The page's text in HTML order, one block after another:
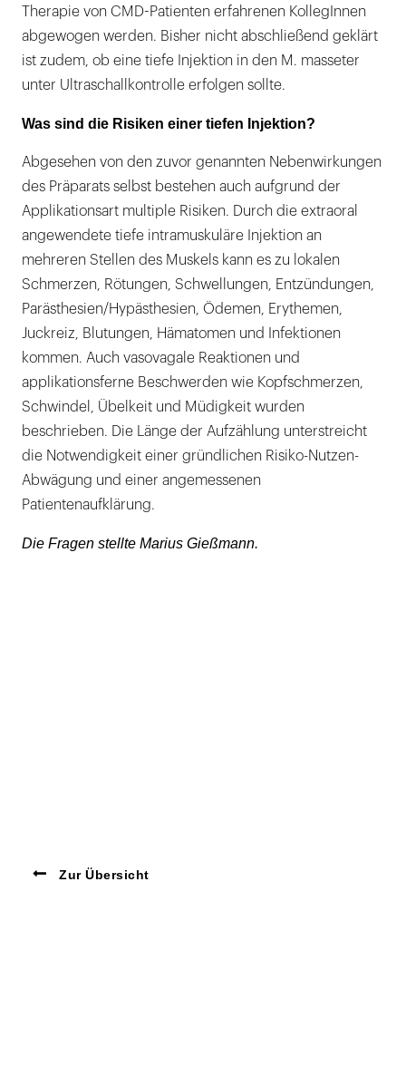
Therapie von CMD-Patienten erfahrenen KollegInnen
abgewogen werden. Bisher nicht abschließend geklärt
ist zudem, ob eine tiefe Injektion in den M. masseter
unter Ultraschallkontrolle erfolgen sollte.
Was sind die Risiken einer tiefen Injektion?
Abgesehen von den zuvor genannten Nebenwirkungen
des Präparats selbst bestehen auch aufgrund der
Applikationsart multiple Risiken. Durch die extraoral
angewendete tiefe intramuskuläre Injektion an
mehreren Stellen des Muskels kann es zu lokalen
Schmerzen, Rötungen, Schwellungen, Entzündungen,
Parästhesien/Hypästhesien, Ödemen, Erythemen,
Juckreiz, Blutungen, Hämatomen und Infektionen
kommen. Auch vasovagale Reaktionen und
applikationsferne Beschwerden wie Kopfschmerzen,
Schwindel, Übelkeit und Müdigkeit wurden
beschrieben. Die Länge der Aufzählung unterstreicht
die Notwendigkeit einer gründlichen Risiko-Nutzen-
Abwägung und einer angemessenen
Patientenaufklärung.
Die Fragen stellte Marius Gießmann.
Zur Übersicht